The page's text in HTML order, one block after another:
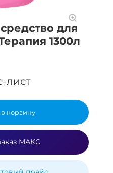
для
1300л
лист
корзину
МАКС